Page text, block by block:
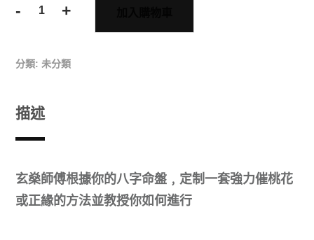
- +
分類: 未分類
描述
玄燊師傅根據你的八字命盤﹐定制一套強力催桃花
或正緣的方法並教授你如何進行